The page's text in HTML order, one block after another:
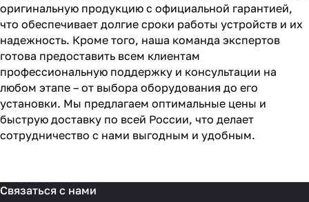
оригинальную продукцию с официальной гарантией,
что обеспечивает долгие сроки работы устройств и их
надежность. Кроме того, наша команда экспертов
готова предоставить всем клиентам
профессиональную поддержку и консультации на
любом этапе – от выбора оборудования до его
установки. Мы предлагаем оптимальные цены и
быструю доставку по всей России, что делает
сотрудничество с нами выгодным и удобным.
Связаться с нами